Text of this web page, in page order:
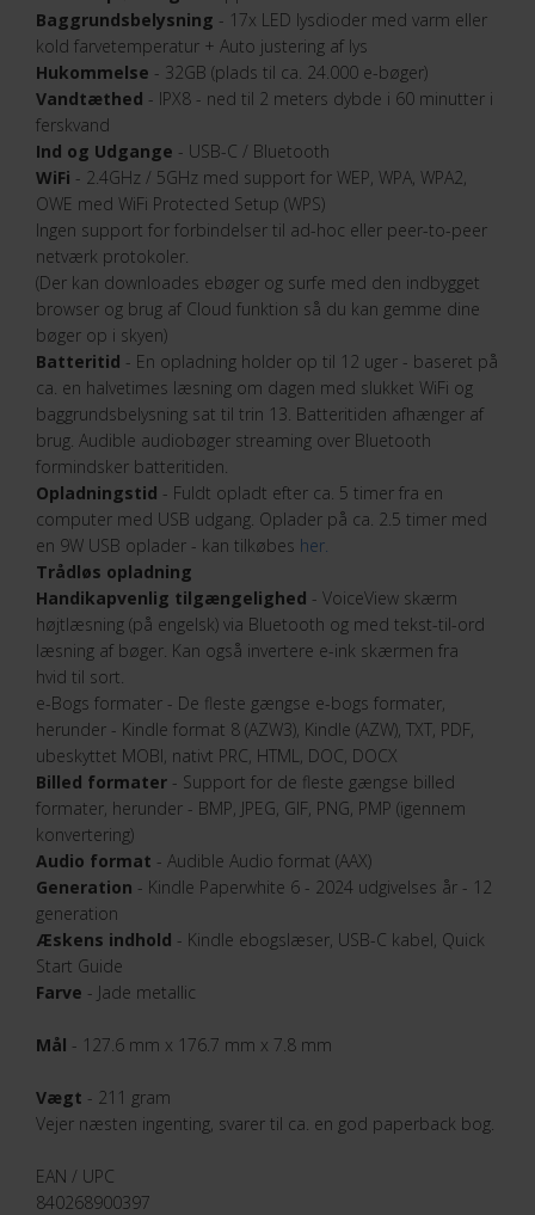
Baggrundsbelysning - 17x LED lysdioder med varm eller
kold farvetemperatur + Auto justering af lys
Hukommelse - 32GB (plads til ca. 24.000 e-bøger)
Vandtæthed - IPX8 - ned til 2 meters dybde i 60 minutter i
ferskvand
Ind og Udgange - USB-C / Bluetooth
WiFi - 2.4GHz / 5GHz med support for WEP, WPA, WPA2,
OWE med WiFi Protected Setup (WPS)
Ingen support for forbindelser til ad-hoc eller peer-to-peer
netværk protokoler.
(Der kan downloades ebøger og surfe med den indbygget
browser og brug af Cloud funktion så du kan gemme dine
bøger op i skyen)
Batteritid - En opladning holder op til 12 uger - baseret på
ca. en halvetimes læsning om dagen med slukket WiFi og
baggrundsbelysning sat til trin 13. Batteritiden afhænger af
brug. Audible audiobøger streaming over Bluetooth
formindsker batteritiden.
Opladningstid - Fuldt opladt efter ca. 5 timer fra en
computer med USB udgang. Oplader på ca. 2.5 timer med
en 9W USB oplader - kan tilkøbes her.
Trådløs opladning
Handikapvenlig tilgængelighed - VoiceView skærm
højtlæsning (på engelsk) via Bluetooth og med tekst-til-ord
læsning af bøger. Kan også invertere e-ink skærmen fra
hvid til sort.
e-Bogs formater - De fleste gængse e-bogs formater,
herunder - Kindle format 8 (AZW3), Kindle (AZW), TXT, PDF,
ubeskyttet MOBI, nativt PRC, HTML, DOC, DOCX
Billed formater - Support for de fleste gængse billed
formater, herunder - BMP, JPEG, GIF, PNG, PMP (igennem
konvertering)
Audio format - Audible Audio format (AAX)
Generation - Kindle Paperwhite 6 - 2024 udgivelses år - 12
generation
Æskens indhold - Kindle ebogslæser, USB-C kabel, Quick
Start Guide
Farve - Jade metallic
Mål - 127.6 mm x 176.7 mm x 7.8 mm
Vægt - 211 gram
Vejer næsten ingenting, svarer til ca. en god paperback bog.
EAN / UPC
840268900397